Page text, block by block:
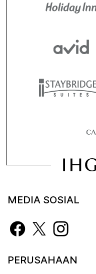
MEDIA SOSIAL
PERUSAHAAN